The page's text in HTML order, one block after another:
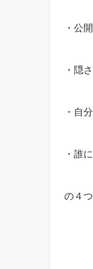
・公
・隠
・自
・誰
の４